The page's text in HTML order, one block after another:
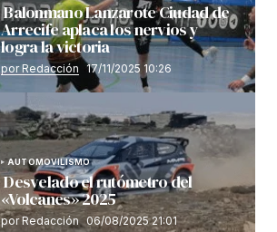
Balonmano Lanzarote Ciudad de
Arrecife aplaca los nervios y
logra la victoria
por Redacción 17/11/2025 10:26
AUTOMOVILISMO
Desvelado el rutómetro del
«Volcanes» 2025
por Redacción 06/08/2025 21:01